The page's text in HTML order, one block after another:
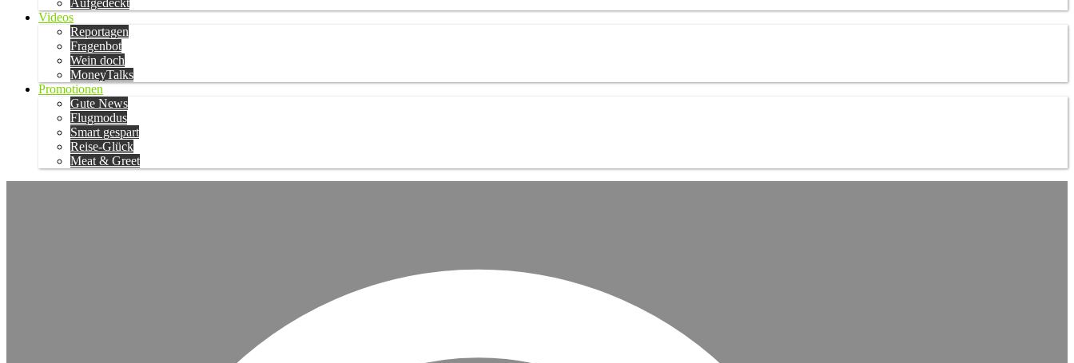
Aufgedeckt
Videos
Reportagen
Fragenbot
Wein doch
MoneyTalks
Promotionen
Gute News
Flugmodus
Smart gespart
Reise-Glück
Meat & Greet